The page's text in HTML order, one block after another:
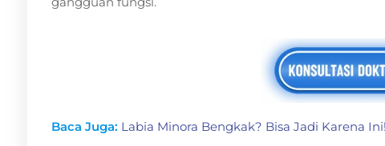
Baca Juga: Labia Minora Bengkak? Bisa Jadi Karena Ini!